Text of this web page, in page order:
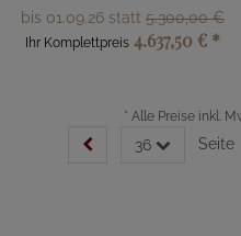
bis 01.09.26 statt 5.300,00 €
Ihr Komplettpreis 4.637,50 € *
* Alle Preise inkl.
36 Seite